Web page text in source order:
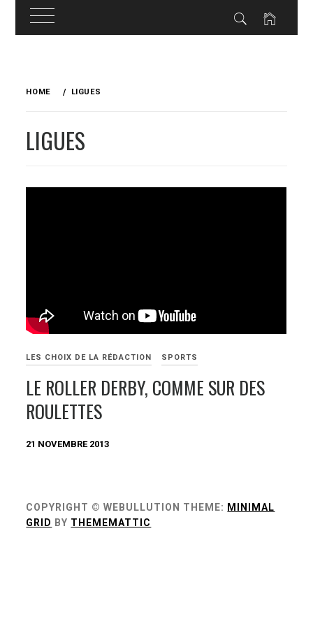
HOME LIGUES
LIGUES
LES CHOIX DE LA RÉDACTION SPORTS
LE ROLLER DERBY, COMME SUR DES
ROULETTES
21 NOVEMBRE 2013
COPYRIGHT © WEBULLUTION THEME: MINIMAL
GRID BY THEMEMATTIC